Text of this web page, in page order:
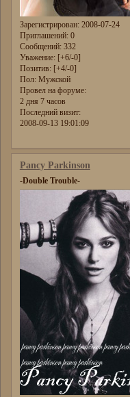
Зарегистрирован: 2008-07-24
Приглашений:0
Сообщений:332
Уважение: [+6/-0]
Позитив: [+4/-0]
Пол:Мужской
Провел на форуме:
2 дня 7 часов
Последний визит:
2008-09-13 19:01:09
Pancy Parkinson
-Double Trouble-